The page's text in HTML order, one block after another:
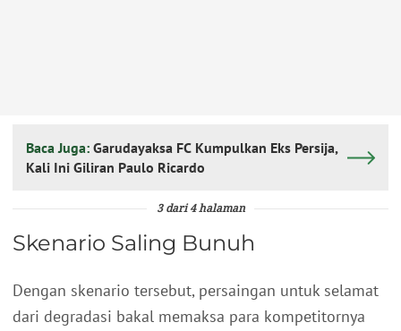
Baca Juga: Garudayaksa FC Kumpulkan Eks Persija,
Kali Ini Giliran Paulo Ricardo
3 dari 4 halaman
Skenario Saling Bunuh
Dengan skenario tersebut, persaingan untuk selamat
dari degradasi bakal memaksa para kompetitornya